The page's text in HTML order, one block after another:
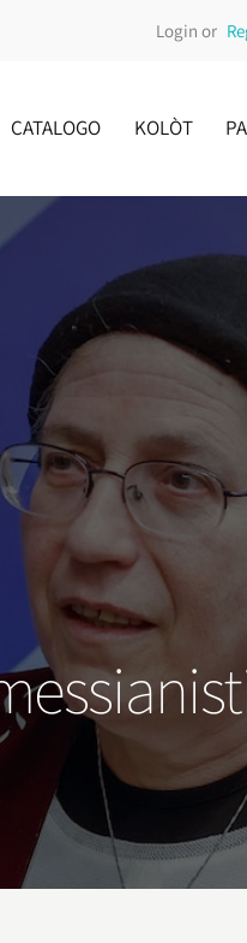
Login or
CATALOGO KOLÒT